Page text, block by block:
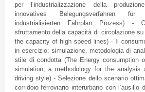
per
l’industrializzazione della produzione
innovatives
Belegungsverfahren für
industrialisierten
Fahrplan Prozess) -
sfruttamento della capacità di circolazione su
the capacity of high speed lines) - Il
in esercizio: simulazione, metodologia di
stile di condotta(The Energy consumption
simulation, a methodology for the analysis
driving style) -Selezione delloscenario
corridoio ferroviario interurbanocon l’ausilio